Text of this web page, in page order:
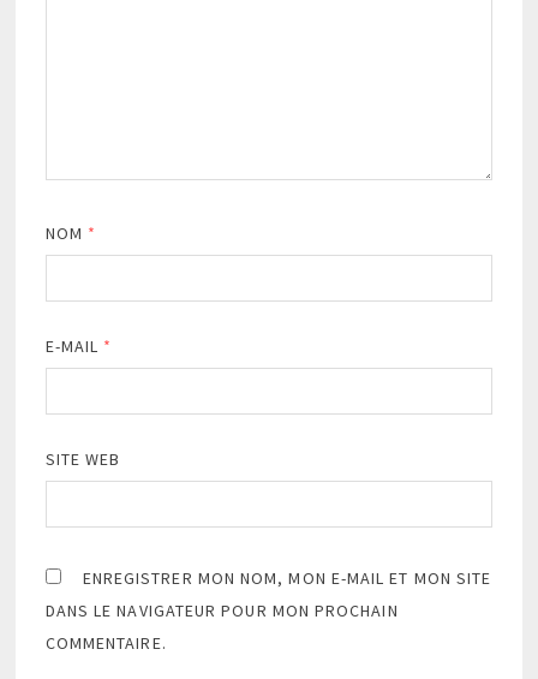
NOM *
E-MAIL *
SITE WEB
ENREGISTRER MON NOM, MON E-MAIL ET MON SITE
DANS LE NAVIGATEUR POUR MON PROCHAIN
COMMENTAIRE.